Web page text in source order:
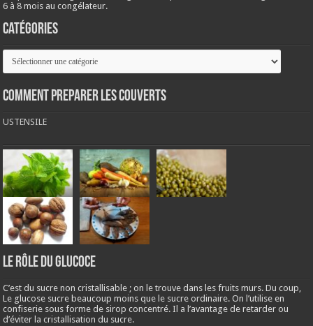
6 à 8 mois au congélateur.
Catégories
Catégories
COMMENT PREPARER LES COUVERTS
USTENSILE
LE RÔLE DU GLUCOCE
C’est du sucre non cristallisable ; on le trouve dans les fruits murs. Du coup,
Le glucose sucre beaucoup moins que le sucre ordinaire. On l’utilise en
confiserie sous forme de sirop concentré. Il a l’avantage de retarder ou
d’éviter la cristallisation du sucre.